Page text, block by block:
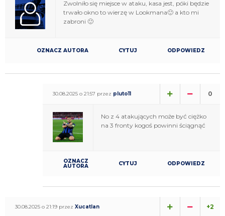
Zwolniło się miejsce w ataku, kasa jest, póki będzie
trwało okno to wierzę w Lookmana🙂 a kto mi
zabroni 🙂
OZNACZ AUTORA CYTUJ ODPOWIEDZ
30.08.2025 o 21:57 przez pluto11 0
No z 4 atakujących może być ciężko
na 3 fronty kogoś powinni ściągnąć
OZNACZ
AUTORA CYTUJ ODPOWIEDZ
30.08.2025 o 21:19 przez Xucatlan +2